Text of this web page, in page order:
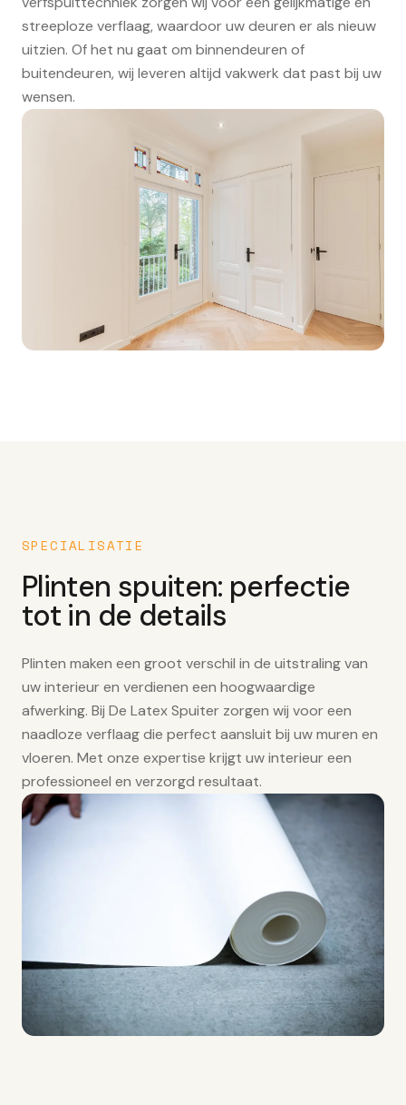
streeploze verflaag, waardoor uw deuren er als nieuw
uitzien. Of het nu gaat om binnendeuren of
buitendeuren, wij leveren altijd vakwerk dat past bij uw
wensen.
SPECIALISATIE
Plinten spuiten: perfectie
tot in de details
Plinten maken een groot verschil in de uitstraling van
uw interieur en verdienen een hoogwaardige
afwerking. Bij De Latex Spuiter zorgen wij voor een
naadloze verflaag die perfect aansluit bij uw muren en
vloeren. Met onze expertise krijgt uw interieur een
professioneel en verzorgd resultaat.